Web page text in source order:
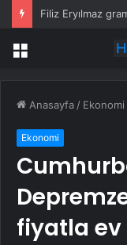
Menü
Anasayfa / Ekonomi
Ekonomi
fiyatla